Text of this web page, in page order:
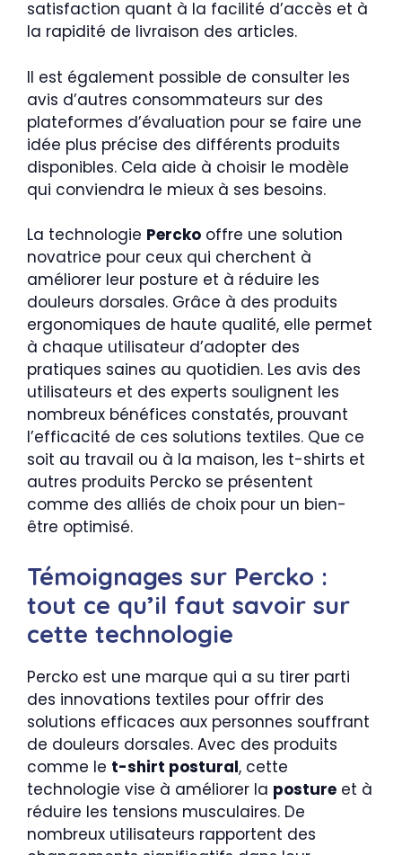
satisfaction quant à la facilité d’accès et à
la rapidité de livraison des articles.
Il est également possible de consulter les
avis d’autres consommateurs sur des
plateformes d’évaluation pour se faire une
idée plus précise des différents produits
disponibles. Cela aide à choisir le modèle
qui conviendra le mieux à ses besoins.
La technologie Percko offre une solution
novatrice pour ceux qui cherchent à
améliorer leur posture et à réduire les
douleurs dorsales. Grâce à des produits
ergonomiques de haute qualité, elle permet
à chaque utilisateur d’adopter des
pratiques saines au quotidien. Les avis des
utilisateurs et des experts soulignent les
nombreux bénéfices constatés, prouvant
l’efficacité de ces solutions textiles. Que ce
soit au travail ou à la maison, les t-shirts et
autres produits Percko se présentent
comme des alliés de choix pour un bien-
être optimisé.
Témoignages sur Percko :
tout ce qu’il faut savoir sur
cette technologie
Percko est une marque qui a su tirer parti
des innovations textiles pour offrir des
solutions efficaces aux personnes souffrant
de douleurs dorsales. Avec des produits
comme le t-shirt postural, cette
technologie vise à améliorer la posture et à
réduire les tensions musculaires. De
nombreux utilisateurs rapportent des